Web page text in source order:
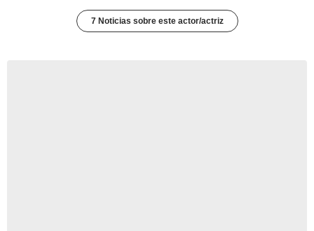
7 Noticias sobre este actor/actriz